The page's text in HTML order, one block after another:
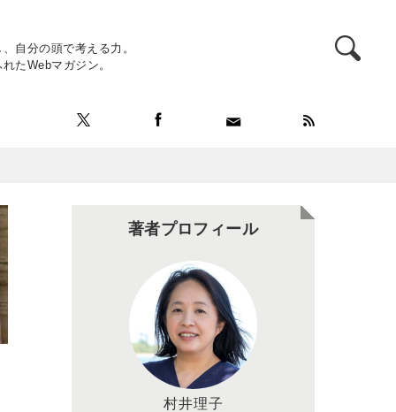
自分の頭で考える力。
たWebマガジン。
著者プロフィール
村井理子